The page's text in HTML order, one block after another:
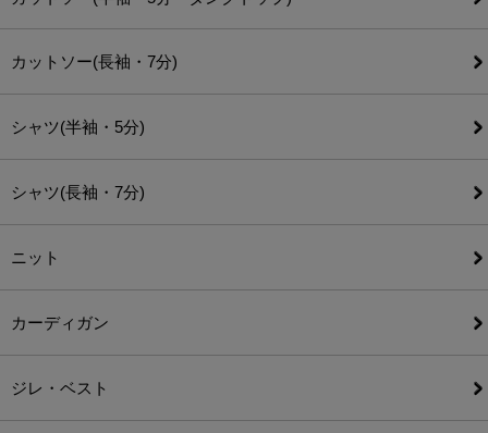
カットソー(長袖・7分)
シャツ(半袖・5分)
シャツ(長袖・7分)
ニット
カーディガン
ジレ・ベスト